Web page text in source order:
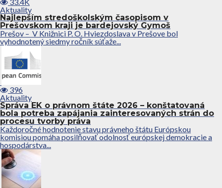
Aktuality
Najlepším stredoškolským časopisom v
Prešovskom kraji je bardejovský Gymoš
Prešov – V Knižnici P. O. Hviezdoslava v Prešove bol
vyhodnotený siedmy ročník súťaže...
396
Aktuality
Správa EK o právnom štáte 2026 – konštatovaná
bola potreba zapájania zainteresovaných strán do
procesu tvorby práva
Každoročné hodnotenie stavu právneho štátu Európskou
komisiou pomáha posilňovať odolnosť európskej demokracie a
hospodárstva...